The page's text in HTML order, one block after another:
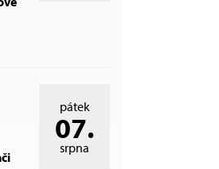
pátek
07.
srpna